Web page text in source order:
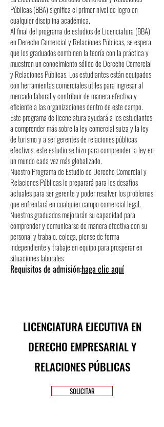
Públicas (BBA) significa el primer nivel de logro en
cualquier disciplina académica.
Al final del programa de estudios de Licenciatura (BBA)
en Derecho Comercial y Relaciones Públicas, se espera
que los graduados combinen la teoría con la práctica y
muestren un conocimiento sólido de Derecho Comercial
y Relaciones Públicas. Los estudiantes están equipados
con herramientas comerciales útiles para ingresar al
mercado laboral y contribuir de manera efectiva y
eficiente a las organizaciones dentro de este campo.
Este programa de licenciatura ayudará a los estudiantes
a comprender más sobre la ley comercial suiza y la ley
de turismo y a ser gerentes de relaciones públicas
efectivos, este estudio se hizo para comprender la ley en
un mundo cada vez más globalizado.
Nuestro Programa de Estudio de Derecho Comercial y
Relaciones Públicas lo preparará para los desafíos
actuales para ser gerente y poder resolver los problemas
que enfrentará en cualquier campo comercial legal.
Nuestros graduados mejorarán su capacidad para
comprender y comunicarse de manera efectiva con su
personal y trabajo. colega, piense de forma
independiente y trabaje en equipo para prosperar en
situaciones laborales
Requisitos de admisión:haga clic aquí
LICENCIATURA EJECUTIVA EN
DERECHO EMPRESARIAL Y
RELACIONES PÚBLICAS
SOLICITAR